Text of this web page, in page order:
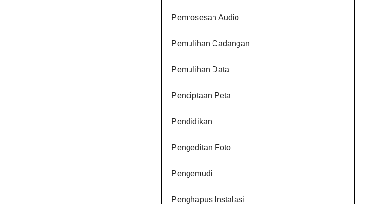
Pemrosesan Audio
Pemulihan Cadangan
Pemulihan Data
Penciptaan Peta
Pendidikan
Pengeditan Foto
Pengemudi
Penghapus Instalasi